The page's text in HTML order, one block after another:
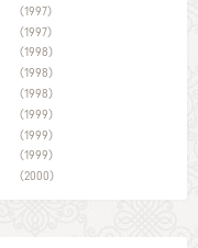
(1997)
(1997)
(1998)
(1998)
(1998)
(1999)
(1999)
(1999)
(2000)